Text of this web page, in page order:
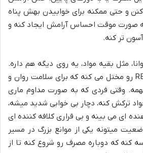
و حتی ممکنه برای خوابیدن بهش پناه
صورت موقت احساس آرامش ایجاد کنه و
تر کنه.
مثل بقیه مواد، یه روی دیگه هم داره.
این ماده چرخه خواب REM رو مختل می کنه که برای سلامت روان و
وقتی فردی که به صورت مداوم ماری
ترکش کنه، دچار بی خوابی شدید میشه،
ای می بینه و بی قراری کلافه کننده ای
میتونه یکی از موانع بزرگ در مسیر
کنه که دوباره مصرف رو شروع کنه تا از